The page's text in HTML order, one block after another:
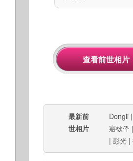
最新前
世相片
Dongli
寤栨伜
| 彭光 |